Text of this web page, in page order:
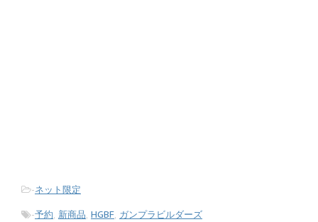
-ネット限定
-予約, 新商品, HGBF, ガンプラビルダーズ